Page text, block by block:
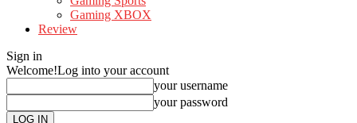
Gaming XBOX
Review
Sign in
Welcome!Log into your account
your username
your password